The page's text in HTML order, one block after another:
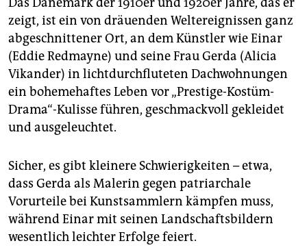
zeigt, ist ein von dräuenden Weltereignissen ganz
abgeschnittener Ort, an dem Künstler wie Einar
(Eddie Redmayne) und seine Frau Gerda (Alicia
Vikander) in lichtdurchfluteten Dachwohnungen
ein bohemehaftes Leben vor „Prestige-Kostüm-
Drama“-Kulisse führen, geschmackvoll gekleidet
und ausgeleuchtet.
Sicher, es gibt kleinere Schwierigkeiten – etwa,
dass Gerda als Malerin gegen patriarchale
Vorurteile bei Kunstsammlern kämpfen muss,
während Einar mit seinen Landschaftsbildern
wesentlich leichter Erfolge feiert.